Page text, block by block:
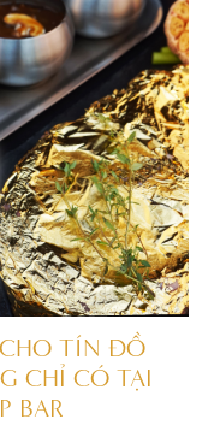
TÍN ĐỒ
CHỈ CÓ TẠI
BAR